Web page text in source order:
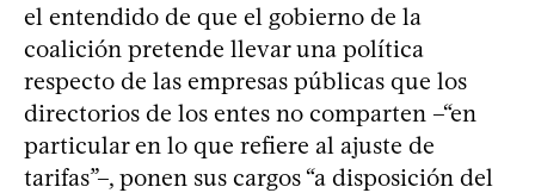
el entendido de que el gobierno de la
coalición pretende llevar una política
respecto de las empresas públicas que los
directorios de los entes no comparten –“en
particular en lo que refiere al ajuste de
tarifas”–, ponen sus cargos “a disposición del